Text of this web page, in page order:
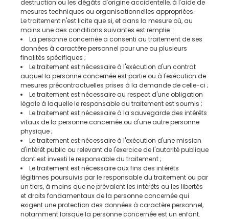
destruction ou les dégâts d'origine accidentelle, à l'aide de
mesures techniques ou organisationnelles appropriées.
Le traitement n'est licite que si, et dans la mesure où, au
moins une des conditions suivantes est remplie :
La personne concernée a consenti au traitement de ses
données à caractère personnel pour une ou plusieurs
finalités spécifiques ;
Le traitement est nécessaire à l'exécution d'un contrat
auquel la personne concernée est partie ou à l'exécution de
mesures précontractuelles prises à la demande de celle-ci ;
Le traitement est nécessaire au respect d'une obligation
légale à laquelle le responsable du traitement est soumis ;
Le traitement est nécessaire à la sauvegarde des intérêts
vitaux de la personne concernée ou d'une autre personne
physique ;
Le traitement est nécessaire à l'exécution d'une mission
d'intérêt public ou relevant de l'exercice de l'autorité publique
dont est investi le responsable du traitement ;
Le traitement est nécessaire aux fins des intérêts
légitimes poursuivis par le responsable du traitement ou par
un tiers, à moins que ne prévalent les intérêts ou les libertés
et droits fondamentaux de la personne concernée qui
exigent une protection des données à caractère personnel,
notamment lorsque la personne concernée est un enfant.